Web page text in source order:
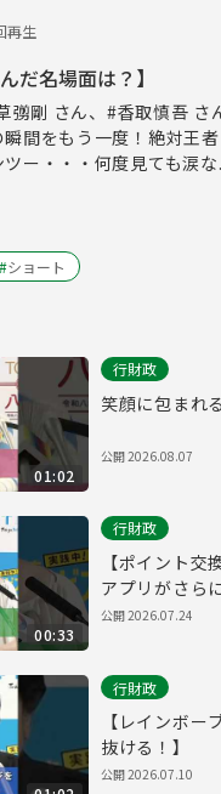
再生
だ名場面は？】
彅剛 さん、#香取慎吾 さ
間をもう一度！絶対王
ー・・・何度見ても涙な
#ショート
01:02
行財政
笑顔に包まれ
公開2026.08.07
00:33
行財政
【ポイント交
アプリがさら
公開2026.07.24
行財政
【レインボー
抜ける！】
公開2026.07.10